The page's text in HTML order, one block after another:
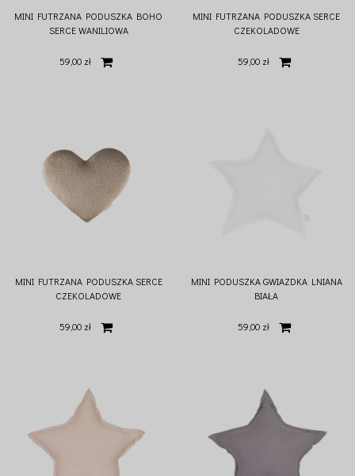
MINI FUTRZANA PODUSZKA BOHO
SERCE WANILIOWA
59,00 zł
MINI FUTRZANA PODUSZKA SERCE
CZEKOLADOWE
59,00 zł
MINI FUTRZANA PODUSZKA SERCE
CZEKOLADOWE
59,00 zł
MINI PODUSZKA GWIAZDKA LNIANA
BIAŁA
59,00 zł